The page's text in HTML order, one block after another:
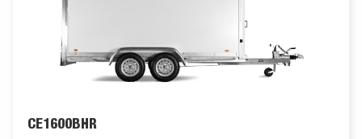
CE1600BHR